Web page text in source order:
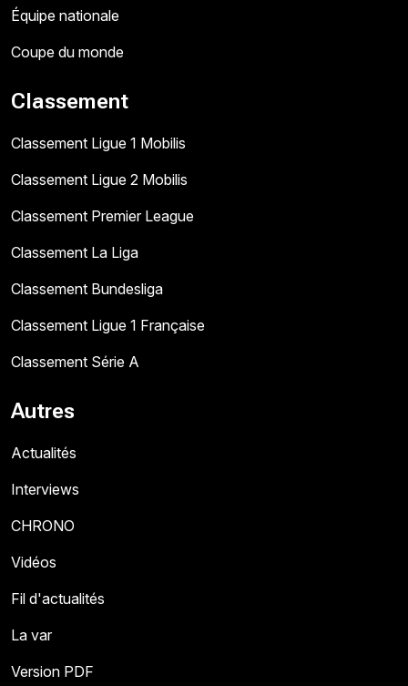
Équipe nationale
Coupe du monde
Classement
Classement Ligue 1 Mobilis
Classement Ligue 2 Mobilis
Classement Premier League
Classement La Liga
Classement Bundesliga
Classement Ligue 1 Française
Classement Série A
Autres
Actualités
Interviews
CHRONO
Vidéos
Fil d'actualités
La var
Version PDF